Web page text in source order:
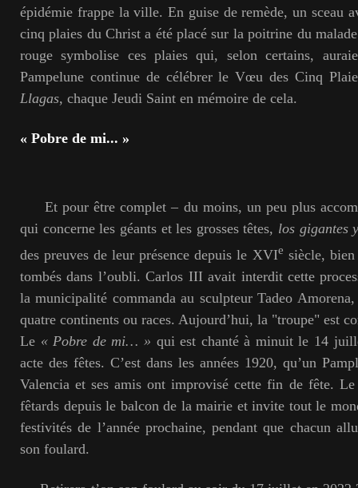
épidémie frappe la ville. En guise de remède, un sceau
cinq plaies du Christ a été placé sur la poitrine du
rouge symbolise ces plaies qui, selon certains,
Pampelune continue de célébrer le Vœu des Cinq
Llagas, chaque Jeudi Saint en mémoire de cela.
« Pobre de mi... »
Et pour être complet – du moins, un peu plus
qui concerne les géants et les grosses têtes, los gigantes
des preuves de leur présence depuis le XVIe siècle,
tombés dans l’oubli. Carlos III avait interdit cette
la municipalité commanda au sculpteur Tadeo
quatre continents ou races. Aujourd’hui, la "troupe" est
Le « Pobre de mi… » qui est chanté à minuit le 14
acte des fêtes. C’est dans les années 1920, qu’un
Valencia et ses amis ont improvisé cette fin de fête.
fêtards depuis le balcon de la mairie et invite tout le
festivités de l’année prochaine, pendant que chacun
son foulard.